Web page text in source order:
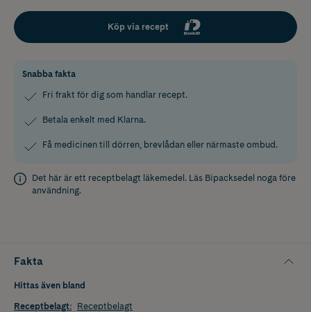
Köp via recept
Snabba fakta
Fri frakt för dig som handlar recept.
Betala enkelt med Klarna.
Få medicinen till dörren, brevlådan eller närmaste ombud.
Det här är ett receptbelagt läkemedel. Läs Bipacksedel noga före
användning.
Fakta
Hittas även bland
Receptbelagt: Receptbelagt